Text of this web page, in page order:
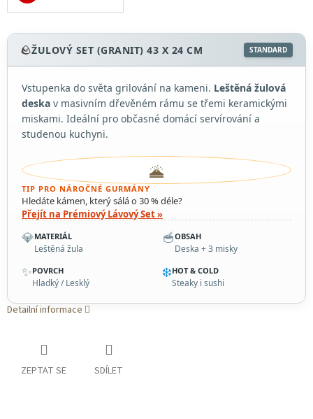
🪨ŽULOVÝ SET (GRANIT) 43 X 24 CM STANDARD
Vstupenka do světa grilování na kameni. Leštěná žulová
deska v masivním dřevěném rámu se třemi keramickými
miskami. Ideální pro občasné domácí servírování a
studenou kuchyni.
🌋
TIP PRO NÁROČNÉ GURMÁNY
Hledáte kámen, který sálá o 30 % déle?
Přejít na Prémiový Lávový Set »
💎MATERIÁL
Leštěná žula
🥣OBSAH
Deska + 3 misky
✨POVRCH
Hladký / Lesklý
❄️HOT & COLD
Steaky i sushi
Detailní informace
ZEPTAT SE SDÍLET